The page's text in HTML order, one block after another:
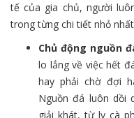
tế của gia chủ, người
trong từng chi tiết nhỏ
Chủ động nguồn
lo lắng về việc hết
hay phải chờ đợi
Nguồn đá luôn dồi
giải khát, từ ly cà